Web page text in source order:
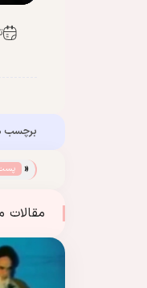
برچسب
«
مقالات